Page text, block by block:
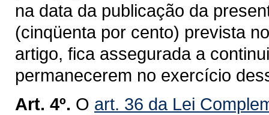
na data da publicação da
(cinqüenta por cento) prevista
artigo, fica assegurada a
permanecerem no exercício
Art. 4º. O art. 36 da Lei